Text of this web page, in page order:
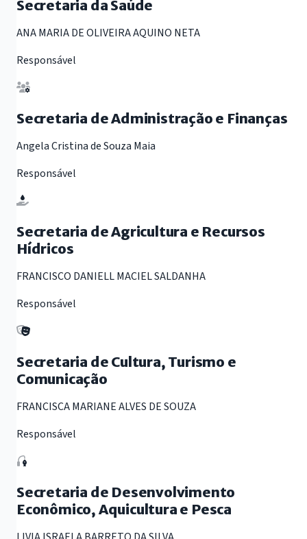
Secretaria da Saúde
ANA MARIA DE OLIVEIRA AQUINO NETA
Responsável
Secretaria de Administração e Finanças
Angela Cristina de Souza Maia
Responsável
Secretaria de Agricultura e Recursos
Hídricos
FRANCISCO DANIELL MACIEL SALDANHA
Responsável
Secretaria de Cultura, Turismo e
Comunicação
FRANCISCA MARIANE ALVES DE SOUZA
Responsável
Secretaria de Desenvolvimento
Econômico, Aquicultura e Pesca